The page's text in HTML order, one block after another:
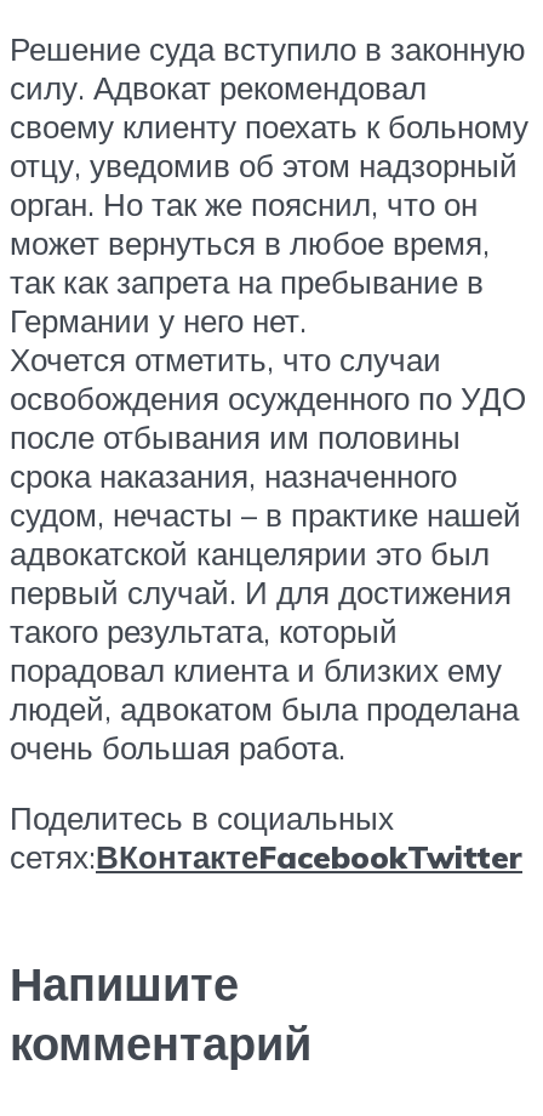
Решение суда вступило в законную
силу. Адвокат рекомендовал
своему клиенту поехать к больному
отцу, уведомив об этом надзорный
орган. Но так же пояснил, что он
может вернуться в любое время,
так как запрета на пребывание в
Германии у него нет.
Хочется отметить, что случаи
освобождения осужденного по УДО
после отбывания им половины
срока наказания, назначенного
судом, нечасты – в практике нашей
адвокатской канцелярии это был
первый случай. И для достижения
такого результата, который
порадовал клиента и близких ему
людей, адвокатом была проделана
очень большая работа.
Поделитесь в социальных
сетях:ВКонтактеFacebookTwitter
Напишите
комментарий